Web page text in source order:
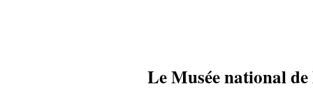
Le Musée national